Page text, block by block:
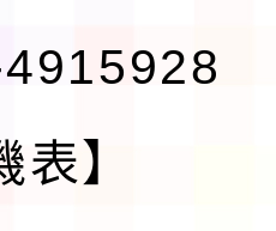
表】